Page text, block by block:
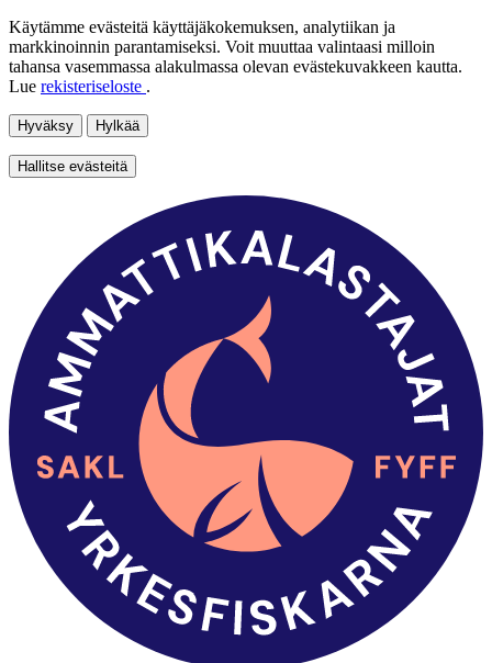
Käytämme evästeitä käyttäjäkokemuksen, analytiikan ja
markkinoinnin parantamiseksi. Voit muuttaa valintaasi milloin
tahansa vasemmassa alakulmassa olevan evästekuvakkeen kautta.
Lue rekisteriseloste .
Hyväksy Hylkää
Hallitse evästeitä